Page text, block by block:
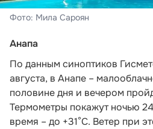
Фото: Мила Сароян
Анапа
По данным синоптиков
августа, в Анапе –
половине дня и вечером
Термометры покажут ночью
время – до +31°C. Ветер при